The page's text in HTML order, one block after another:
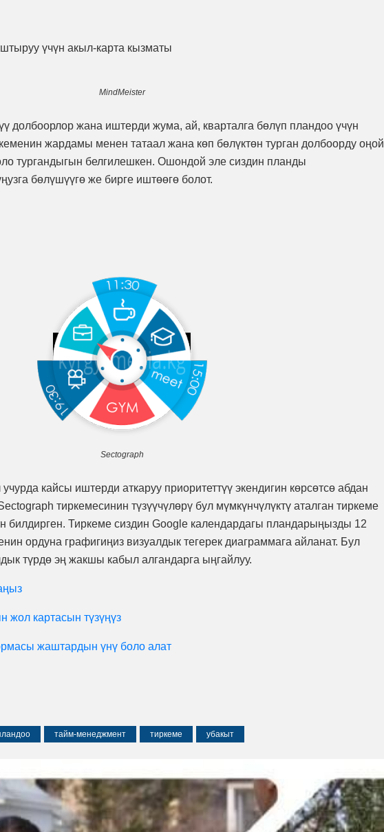
үчүн акыл-карта кызматы
MindMeister
долбоорлор жана иштерди жума, ай, кварталга бөлүп пландоо үчүн
жардамы менен татаал жана көп бөлүктөн турган долбоорду оңой
тургандыгын белгилешкен. Ошондой эле сиздин планды
бөлүшүүгө же бирге иштөөгө болот.
Sectograph
кайсы иштерди аткаруу приоритеттүү экендигин көрсөтсө абдан
тиркемесинин түзүүчүлөрү бул мүмкүнчүлүктү аталган тиркеме
билдирген. Тиркеме сиздин Google календардагы пландарыңызды 12
ордуна графигиңиз визуалдык тегерек диаграммага айланат. Бул
түрдө эң жакшы кабыл алгандарга ыңгайлуу.
жол картасын түзүңүз
жаштардын үнү боло алат
тайм-менеджмент тиркеме убакыт